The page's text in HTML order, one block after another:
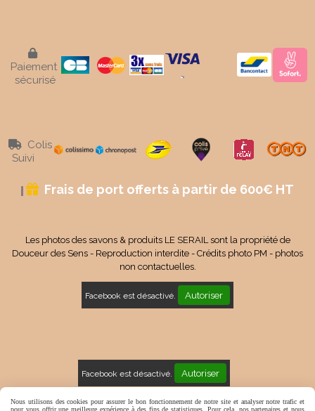

Paiement
sécurisé

Colis
Suivi
 Frais de port offerts à partir de 600€ HT
Les photos des savons & produits LE SERAIL sont la propriété de
Douceur des Sens - Reproduction interdite - Crédits photo PM - photos
non contactuelles.
Facebook est désactivé. Autoriser
Facebook est désactivé. Autoriser
Mentions Légales Conditions générales de vente
Nous utilisons des cookies pour assurer le bon fonctionnement de notre site et analyser notre trafic et
pour vous offrir une meilleure expérience à des fins de statistiques. Pour cela, nos partenaires et nous